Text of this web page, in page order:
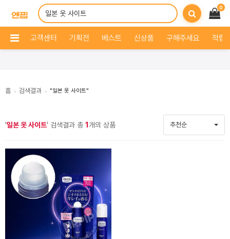
0
고객센터 기획전 베스트 신상품 구해주세요 적립
홈 > 검색결과 > "일본 옷 사이트"
'일본 옷 사이트' 검색결과 총 1 개의 상품 추천순